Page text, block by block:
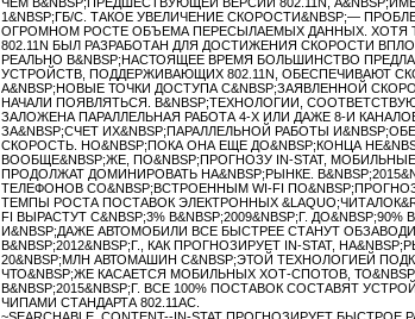
1&NBSP;ГБ/С. ТАКОЕ УВЕЛИЧЕНИЕ СКОРОСТИ&NBSP;—
ОГРОМНОМ РОСТЕ ОБЪЕМА ПЕРЕСЫЛАЕМЫХ ДАННЫХ. ХОТЯ
802.11N БЫЛ РАЗРАБОТАН ДЛЯ ДОСТИЖЕНИЯ СКОРОСТИ
РЕАЛЬНО В&NBSP;НАСТОЯЩЕЕ ВРЕМЯ БОЛЬШИНСТВО
УСТРОЙСТВ, ПОДДЕРЖИВАЮЩИХ 802.11N, ОБЕСПЕЧИВАЮТ
А&NBSP;НОВЫЕ ТОЧКИ ДОСТУПА С&NBSP;ЗАЯВЛЕННОЙ
НАЧАЛИ ПОЯВЛЯТЬСЯ. В&NBSP;ТЕХНОЛОГИИ,
ЗАЛОЖЕНА ПАРАЛЛЕЛЬНАЯ РАБОТА 4-Х ИЛИ ДАЖЕ 8-И
ЗА&NBSP;СЧЕТ ИХ&NBSP;ПАРАЛЛЕЛЬНОЙ РАБОТЫ
СКОРОСТЬ. НО&NBSP;ПОКА ОНА ЕЩЕ ДО&NBSP;КОНЦА
ВООБЩЕ&NBSP;ЖЕ, ПО&NBSP;ПРОГНОЗУ IN-STAT,
ПРОДОЛЖАТ ДОМИНИРОВАТЬ НА&NBSP;РЫНКЕ.
ТЕЛЕФОНОВ СО&NBSP;ВСТРОЕННЫМ WI-FI
ТЕМПЫ РОСТА ПОСТАВОК ЭЛЕКТРОННЫХ
FI ВЫРАСТУТ С&NBSP;3% В&NBSP;2009&NBSP;Г. ДО&NBSP;90%
И&NBSP;ДАЖЕ АВТОМОБИЛИ ВСЕ БЫСТРЕЕ СТАНУТ
В&NBSP;2012&NBSP;Г., КАК ПРОГНОЗИРУЕТ IN-STAT,
20&NBSP;МЛН АВТОМАШИН С&NBSP;ЭТОЙ ТЕХНОЛОГИЕЙ
ЧТО&NBSP;ЖЕ КАСАЕТСЯ МОБИЛЬНЫХ ХОТ-СПОТОВ,
В&NBSP;2015&NBSP;Г. ВСЕ 100% ПОСТАВОК СОСТАВЯТ
ЧИПАМИ СТАНДАРТА 802.11AC.